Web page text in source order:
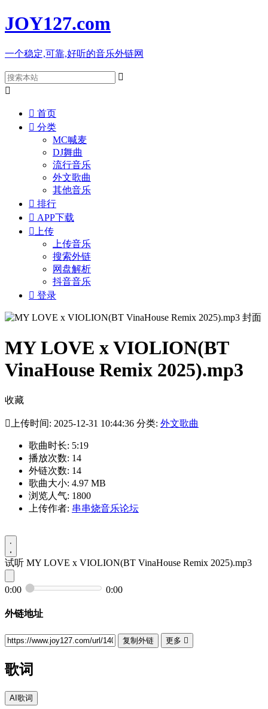
JOY127.com
一个稳定,可靠,好听的音乐外链网


 首页
 分类
MC喊麦
DJ舞曲
流行音乐
外文歌曲
其他音乐
 排行
 APP下载
 上传
上传音乐
搜索外链
网盘解析
抖音音乐
 登录
MY LOVE x VIOLION(BT
VinaHouse Remix 2025).mp3
收藏
 上传时间: 2025-12-31 10:44:36 分类: 外文歌曲
歌曲时长: 5:19
播放次数: 14
外链次数: 14
歌曲大小: 4.97 MB
浏览人气: 1800
上传作者: 串串烧音乐论坛
试听 MY LOVE x VIOLION(BT VinaHouse Remix 2025).mp3
0:00 0:00
外链地址
复制外链 更多 
歌词
AI歌词